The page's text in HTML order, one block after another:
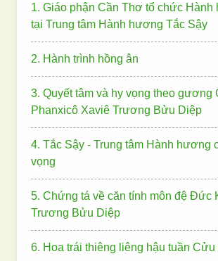
1. Giáo phận Cần Thơ tổ chức Hành
tại Trung tâm Hành hương Tắc Sậy
2. Hành trình hồng ân
3. Quyết tâm và hy vọng theo gương
Phanxicô Xaviê Trương Bửu Diệp
4. Tắc Sậy - Trung tâm Hành hương
vọng
5. Chứng tá về căn tính môn đệ Đức
Trương Bửu Diệp
6. Hoa trái thiêng liêng hậu tuần Cửu